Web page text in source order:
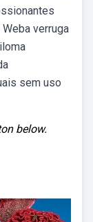
verruga
sem uso
below.